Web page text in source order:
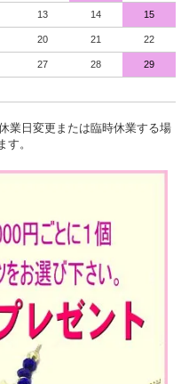
13 14 15
20 21 22
27 28 29
日変更または臨時休業する場
す。